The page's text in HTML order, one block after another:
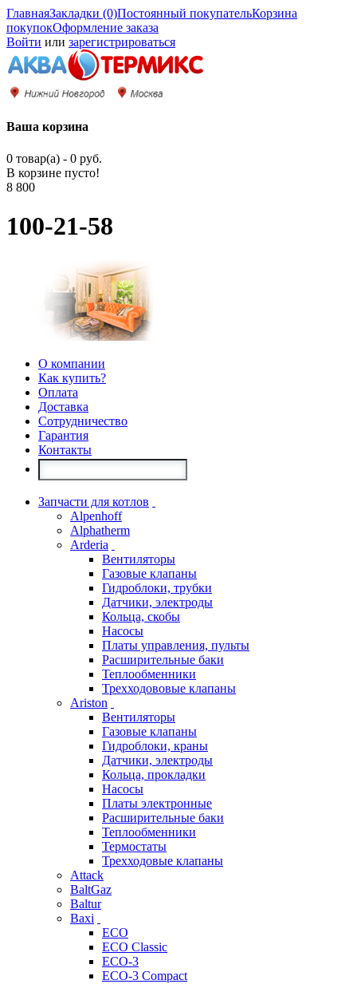
ГлавнаяЗакладки (0)Постоянный покупательКорзина
покупокОформление заказа
Войти или зарегистрироваться
Ваша корзина
0 товар(а) - 0 руб.
В корзине пусто!
8 800
100-21-58
О компании
Как купить?
Оплата
Доставка
Сотрудничество
Гарантия
Контакты
Запчасти для котлов
Alpenhoff
Alphatherm
Arderia
Вентиляторы
Газовые клапаны
Гидроблоки, трубки
Датчики, электроды
Кольца, скобы
Насосы
Платы управления, пульты
Расширительные баки
Теплообменники
Трехходововые клапаны
Ariston
Вентиляторы
Газовые клапаны
Гидроблоки, краны
Датчики, электроды
Кольца, прокладки
Насосы
Платы электронные
Расширительные баки
Теплообменники
Термостаты
Трехходовые клапаны
Attack
BaltGaz
Baltur
Baxi
ECO
ECO Classic
ECO-3
ECO-3 Compact